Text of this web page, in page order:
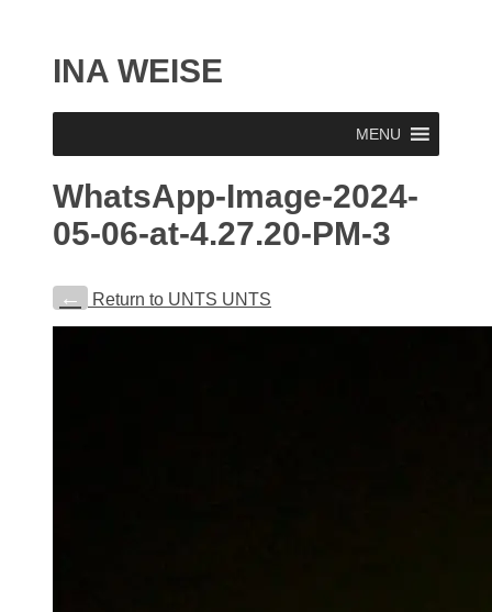
INA WEISE
MENU
WhatsApp-Image-2024-
05-06-at-4.27.20-PM-3
← Return to UNTS UNTS